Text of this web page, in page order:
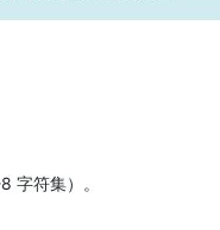
字符集）。